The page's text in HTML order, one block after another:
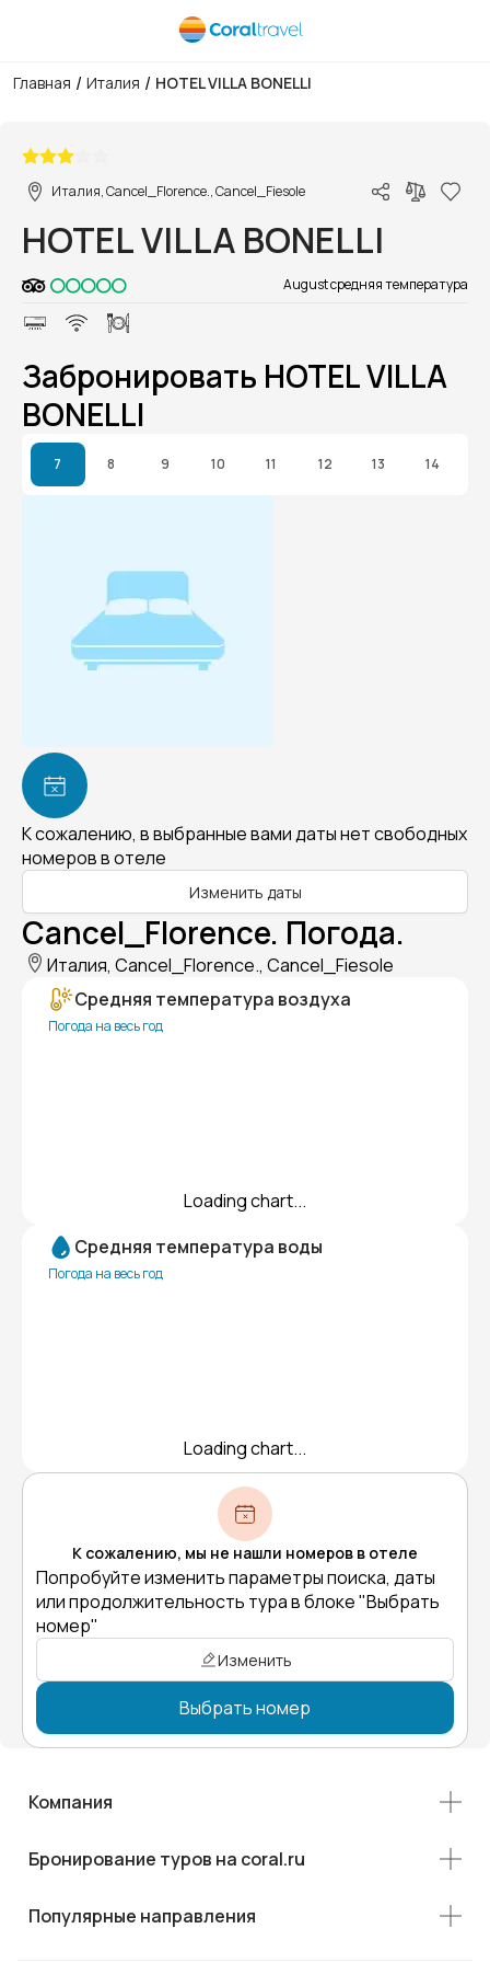
Главная / Италия / HOTEL VILLA BONELLI
Италия, Cancel_Florence., Cancel_Fiesole
HOTEL VILLA BONELLI
August средняя температура
Забронировать HOTEL VILLA
BONELLI
7 8 9 10 11 12 13 14
К сожалению, в выбранные вами даты нет свободных
номеров в отеле
Изменить даты
Cancel_Florence. Погода.
Италия, Cancel_Florence., Cancel_Fiesole
Средняя температура воздуха
Погода на весь год
Loading chart...
Средняя температура воды
Погода на весь год
Loading chart...
К сожалению, мы не нашли номеров в отеле
Попробуйте изменить параметры поиска, даты
или продолжительность тура в блоке "Выбрать
номер"
Изменить
Выбрать номер
Компания
Бронирование туров на coral.ru
Популярные направления